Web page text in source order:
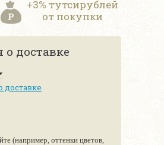
+3% тутсирублей
от покупки
доставке
(например, оттенки цветов,